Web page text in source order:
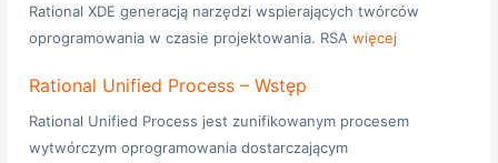
Rational XDE generacją narzędzi wspierających twórców
oprogramowania w czasie projektowania. RSAwięcej
Rational Unified Process – Wstęp
Rational Unified Process jest zunifikowanym procesem
wytwórczym oprogramowania dostarczającym